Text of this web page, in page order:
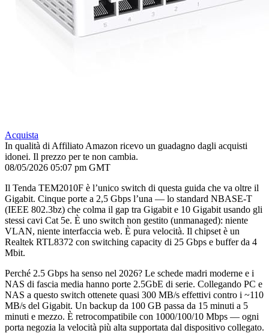
Acquista
In qualità di Affiliato Amazon ricevo un guadagno dagli acquisti
idonei. Il prezzo per te non cambia.
08/05/2026 05:07 pm GMT
Il Tenda TEM2010F è l’unico switch di questa guida che va oltre il
Gigabit. Cinque porte a 2,5 Gbps l’una — lo standard NBASE-T
(IEEE 802.3bz) che colma il gap tra Gigabit e 10 Gigabit usando gli
stessi cavi Cat 5e. È uno switch non gestito (unmanaged): niente
VLAN, niente interfaccia web. È pura velocità. Il chipset è un
Realtek RTL8372 con switching capacity di 25 Gbps e buffer da 4
Mbit.
Perché 2.5 Gbps ha senso nel 2026? Le schede madri moderne e i
NAS di fascia media hanno porte 2.5GbE di serie. Collegando PC e
NAS a questo switch ottenete quasi 300 MB/s effettivi contro i ~110
MB/s del Gigabit. Un backup da 100 GB passa da 15 minuti a 5
minuti e mezzo. È retrocompatibile con 1000/100/10 Mbps — ogni
porta negozia la velocità più alta supportata dal dispositivo collegato.